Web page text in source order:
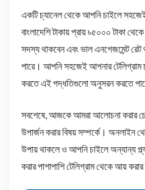
একটি চ্যানেল থেকে আপনি চাইলে
বাংলাদেশি টাকায় প্রায় ৳৫০০০ টাকা
সদস্য থাকবেন এবং ভাল এনগেজমেন্ট রেট
পারে। আপনি সহজেই আপনার
করতে এই পদ্ধতিগুলো অনুসরন করতে
সবশেষে, আজকে আমরা আলোচনা করার
উপার্জন করার বিষয় সম্পর্কে। অনলাইন
উপায় থাকলে ও আপনি চাইলে অন্যান্য
করার পাশাপাশি টেলিগ্রাম থেকে আয়